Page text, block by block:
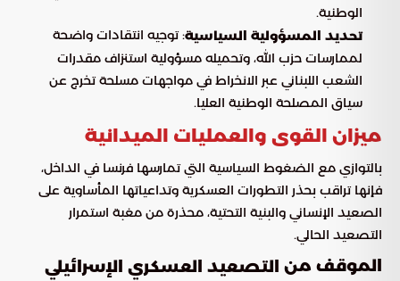
الوطنية.
تحديد المسؤولية السياسية: توجيه انتقادات واضحة
لممارسات حزب الله، وتحميله مسؤولية استنزاف مقدرات
الشعب اللبناني عبر الانخراط في مواجهات مسلحة تخرج عن
سياق المصلحة الوطنية العليا.
ميزان القوى والعمليات الميدانية
بالتوازي مع الضغوط السياسية التي تمارسها فرنسا في الداخل،
فإنها تراقب بحذر التطورات العسكرية وتداعياتها المأساوية على
الصعيد الإنساني والبنية التحتية، محذرة من مغبة استمرار
التصعيد الحالي.
الموقف من التصعيد العسكري الإسرائيلي